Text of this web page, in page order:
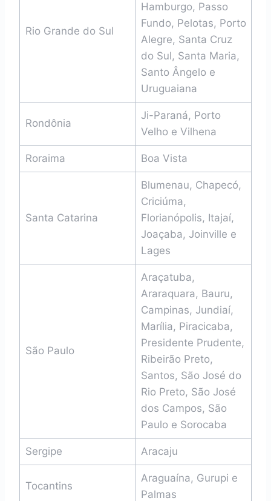
Rio Grande do Sul
Hamburgo, Passo
Fundo, Pelotas, Porto
Alegre, Santa Cruz
do Sul, Santa Maria,
Santo Ângelo e
Uruguaiana
Rondônia
Ji-Paraná, Porto
Velho e Vilhena
Roraima Boa Vista
Santa Catarina
Blumenau, Chapecó,
Criciúma,
Florianópolis, Itajaí,
Joaçaba, Joinville e
Lages
São Paulo
Araçatuba,
Araraquara, Bauru,
Campinas, Jundiaí,
Marília, Piracicaba,
Presidente Prudente,
Ribeirão Preto,
Santos, São José do
Rio Preto, São José
dos Campos, São
Paulo e Sorocaba
Sergipe Aracaju
Tocantins
Araguaína, Gurupi e
Palmas